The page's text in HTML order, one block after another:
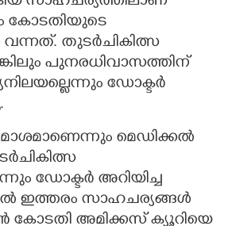
കോടതിയുടെ
തുടർചികിത്സ
പുനരധിവാസത്തിന്
ഡോക്ടർ
മെഡിക്കൽ
ഡോക്ടർ അറിയിച്ച
ഇത്തരം സാഹചര്യങ്ങൾ
കോടതി അമിക്കസ് ക്യൂറിയെ